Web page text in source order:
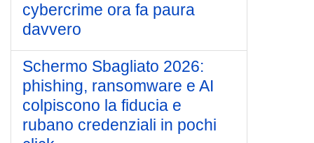
cybercrime ora fa paura
davvero
Schermo Sbagliato 2026:
phishing, ransomware e AI
colpiscono la fiducia e
rubano credenziali in pochi